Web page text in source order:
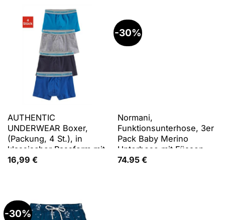
AUTHENTIC
UNDERWEAR Boxer,
(Packung, 4 St.), in
klassischer Passform mit
Webbund
16,99 €
-30%
Normani,
Funktionsunterhose, 3er
Pack Baby Merino
Unterhose mit Füssen -
9543 (92), Blau, Rosa,
74.95 €
-30%